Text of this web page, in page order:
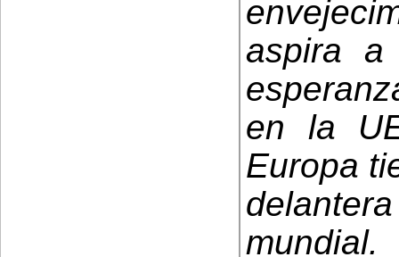
aspira a
en la
Europa